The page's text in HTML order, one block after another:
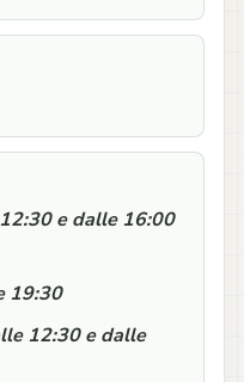
e dalle 16:00
19:30
12:30 e dalle